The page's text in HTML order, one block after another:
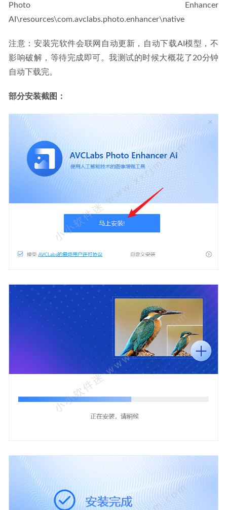
Photo Enhancer
AI\resources\com.avclabs.photo.enhancer\native
注意：安装完软件会联网自动更新，自动下载AI模型，不
影响破解，等待完成即可。我测试的时候大概花了20分钟
自动下载完。
部分安装截图：